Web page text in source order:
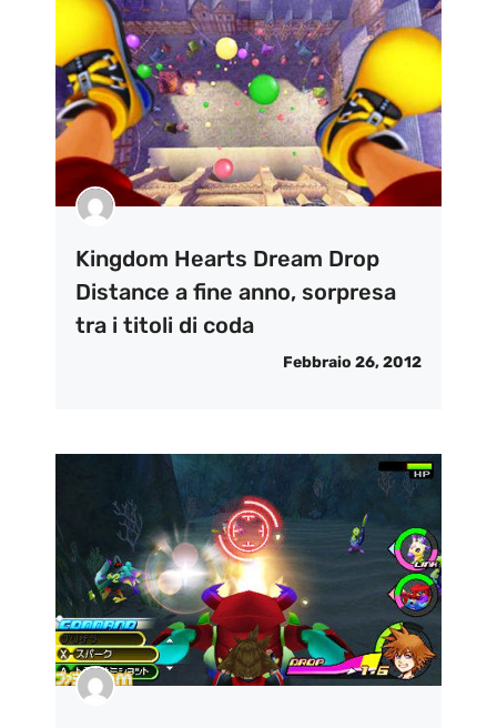
Kingdom Hearts Dream Drop
Distance a fine anno, sorpresa
tra i titoli di coda
Febbraio 26, 2012